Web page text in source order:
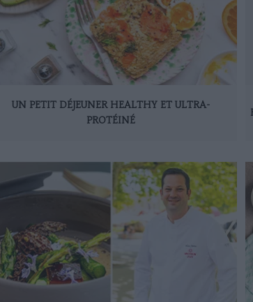
UN PETIT DÉJEUNER HEALTHY ET ULTRA-
PROTÉINÉ